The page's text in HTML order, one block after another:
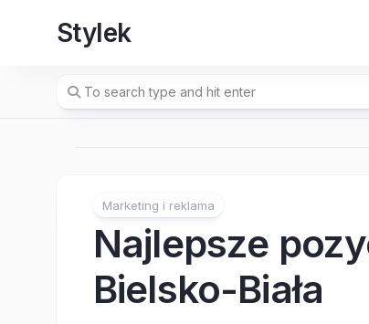
Stylek
Marketing i reklama
Najlepsze
Bielsko-Biała